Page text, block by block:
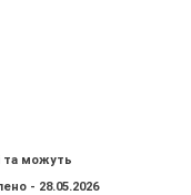
та можуть
- 28.05.2026